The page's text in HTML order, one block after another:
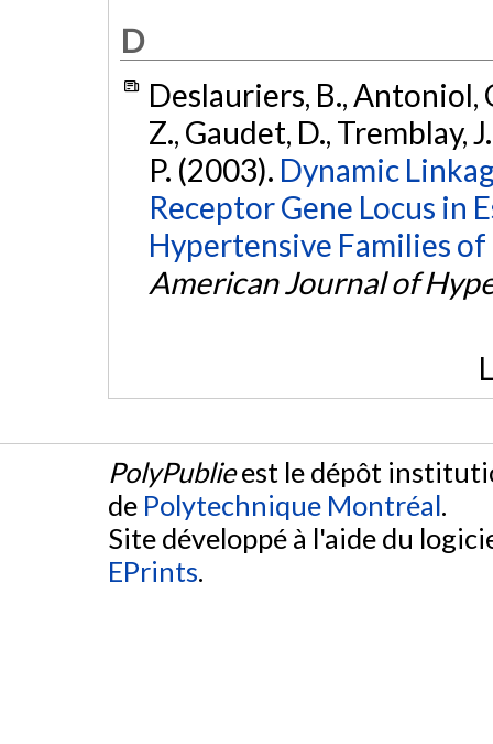
D
Deslauriers, B., Antoniol,
Z., Gaudet, D., Tremblay,
P. (2003). Dynamic
Receptor Gene Locus in
Hypertensive Families
American Journal of
PolyPublieest le dépôt
de Polytechnique Montréal.
Site développé à l'aide du
EPrints.